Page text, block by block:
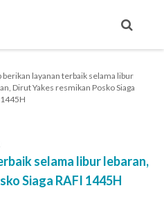
berikan layanan terbaik selama libur
Dirut Yakes resmikan Posko Siaga
1445H
selama libur lebaran,
Siaga RAFI 1445H